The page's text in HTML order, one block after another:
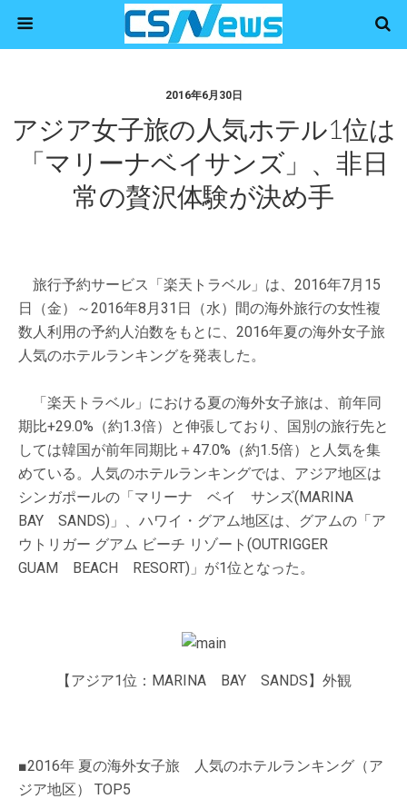
2016年6月30日
アジア女子旅の人気ホテル1位は
「マリーナベイサンズ」、非日
常の贅沢体験が決め手
旅行予約サービス「楽天トラベル」は、2016年7月15
日（金）～2016年8月31日（水）間の海外旅行の女性複
数人利用の予約人泊数をもとに、2016年夏の海外女子旅
人気のホテルランキングを発表した。
「楽天トラベル」における夏の海外女子旅は、前年同
期比+29.0%（約1.3倍）と伸張しており、国別の旅行先と
しては韓国が前年同期比＋47.0%（約1.5倍）と人気を集
めている。人気のホテルランキングでは、アジア地区は
シンガポールの「マリーナ ベイ サンズ(MARINA
BAY SANDS)」、ハワイ・グアム地区は、グアムの「ア
ウトリガー グアム ビーチ リゾート(OUTRIGGER
GUAM BEACH RESORT)」が1位となった。
【アジア1位：MARINA BAY SANDS】外観
■2016年 夏の海外女子旅 人気のホテルランキング（ア
ジア地区） TOP5